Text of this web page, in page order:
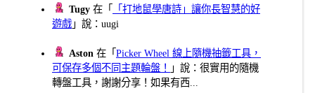
Tugy 在「
「打地鼠學唐詩」讓你長智慧的好
遊戲 」說：uugi
Aston 在「Picker Wheel 線上隨機抽籤工具，
可保存多個不同主題輪盤！
」說：很實用的隨機
轉盤工具，謝謝分享！如果有西...